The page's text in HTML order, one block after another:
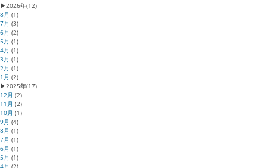
▶2026年(12)
8月 (1)
7月 (3)
6月 (2)
5月 (1)
4月 (1)
3月 (1)
2月 (1)
1月 (2)
▶2025年(17)
12月 (2)
11月 (2)
10月 (1)
9月 (4)
8月 (1)
7月 (1)
6月 (1)
5月 (1)
4月 (2)